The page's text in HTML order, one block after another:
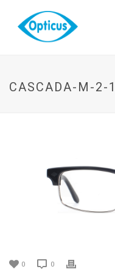
CASCADA-M-2-1
0 0